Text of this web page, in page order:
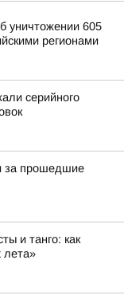
уничтожении 605
регионами
серийного
за прошедшие
и танго: как
лета»